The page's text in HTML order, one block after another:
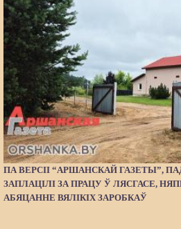
ПА ВЕРСІІ “АРШАНСКАЙ ГАЗЕТЫ”,
ЗАПЛАЦІЛІ ЗА ПРАЦУ Ў ЛЯСГАСЕ,
АБЯЦАННЕ ВЯЛІКІХ ЗАРОБКАЎ